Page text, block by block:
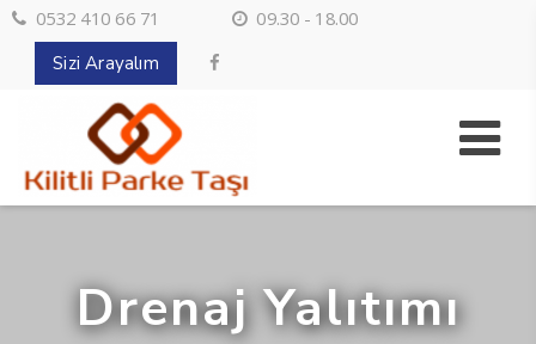
0532 410 66 71
09.30 - 18.00
Sizi Arayalım
Drenaj Yalıtımı